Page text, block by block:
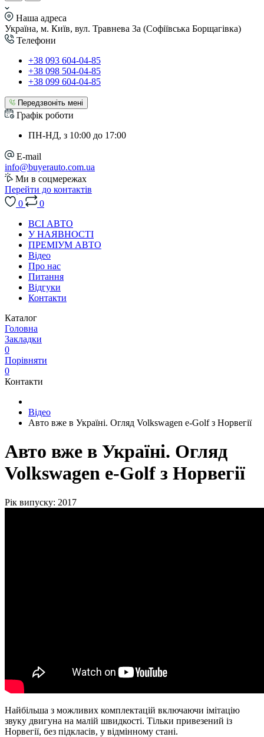
Наша адреса
Україна, м. Київ, вул. Травнева 3а (Софіївська Борщагівка)
Телефони
+38 093 604-04-85
+38 098 504-04-85
+38 099 604-04-85
Передзвоніть мені
Графік роботи
ПН-НД, з 10:00 до 17:00
E-mail
info@buyerauto.com.ua
Ми в соцмережах
Перейти до контактів
0
0
ВСІ АВТО
У НАЯВНОСТІ
ПРЕМІУМ АВТО
Відео
Про нас
Питання
Відгуки
Контакти
Каталог
Головна
Закладки
0
Порівняти
0
Контакти
Відео
Авто вже в Україні. Огляд Volkswagen e-Golf з Норвегії
Авто вже в Україні. Огляд
Volkswagen e-Golf з Норвегії
Рік випуску: 2017
Найбільша з можливих комплектацій включаючи імітацію
звуку двигуна на малій швидкості. Тільки привезений із
Норвегії, без підкласів, у відмінному стані.